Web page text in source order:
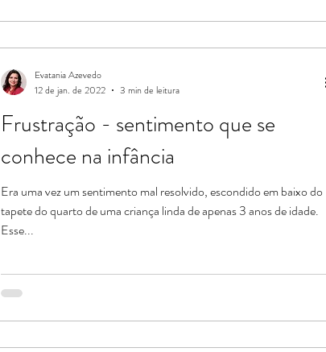
Frustração - sentimento que se
conhece na infância
Era uma vez um sentimento mal resolvido, escondido em baixo do
tapete do quarto de uma criança linda de apenas 3 anos de idade.
Esse...
Evatania Azevedo
12 de jan. de 2022
3 min de leitura